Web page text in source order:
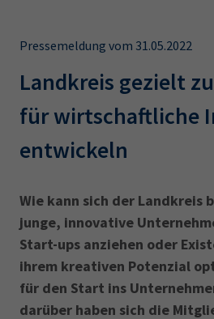
Karriere
Presse
EN
IHK Akademie
Magazin
Betriebswirt
Pressemeldung vom 31.05.2022
Landkreis gezielt
für wirtschaftliche
entwickeln
Wie kann sich der Landkreis
junge, innovative
Start-ups anziehen oder
ihrem kreativen Potenzial
für den Start ins
darüber haben sich die